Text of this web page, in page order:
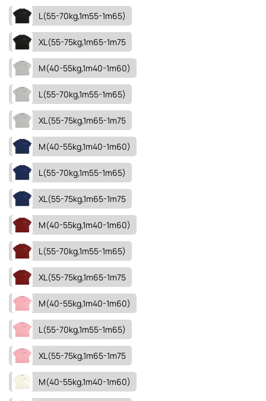
L(55-70kg,1m55-1m65)
XL(55-75kg,1m65-1m75
M(40-55kg,1m40-1m60)
L(55-70kg,1m55-1m65)
XL(55-75kg,1m65-1m75
M(40-55kg,1m40-1m60)
L(55-70kg,1m55-1m65)
XL(55-75kg,1m65-1m75
M(40-55kg,1m40-1m60)
L(55-70kg,1m55-1m65)
XL(55-75kg,1m65-1m75
M(40-55kg,1m40-1m60)
L(55-70kg,1m55-1m65)
XL(55-75kg,1m65-1m75
M(40-55kg,1m40-1m60)